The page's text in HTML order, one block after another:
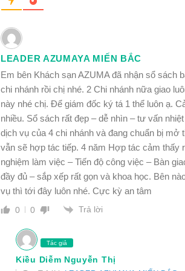
LEADER AZUMAYA MIẾN BẮC
Em bên Khách sạn AZUMA đã nhận sổ sách
chi nhánh rồi chị nhé. 2 Chi nhánh nữa giao
này nhé chị. Để giám đốc ký tá 1 thể luôn ạ.
nhiều. Sổ sách rất đẹp – dễ nhìn – tư vấn
dịch vụ của 4 chi nhánh và đang chuẩn bị mở
vẫn sẽ hợp tác tiếp. 4 năm Hợp tác cảm thấy
nghiệm làm việc – Tiến độ công việc – Bàn
đầy đủ – sắp xếp rất gọn và khoa học. Bên
vụ thì tới đây luôn nhé. Cực kỳ an tâm
0 0 Trả lời
Tác giả
Kiều Diễm Nguyễn Thị